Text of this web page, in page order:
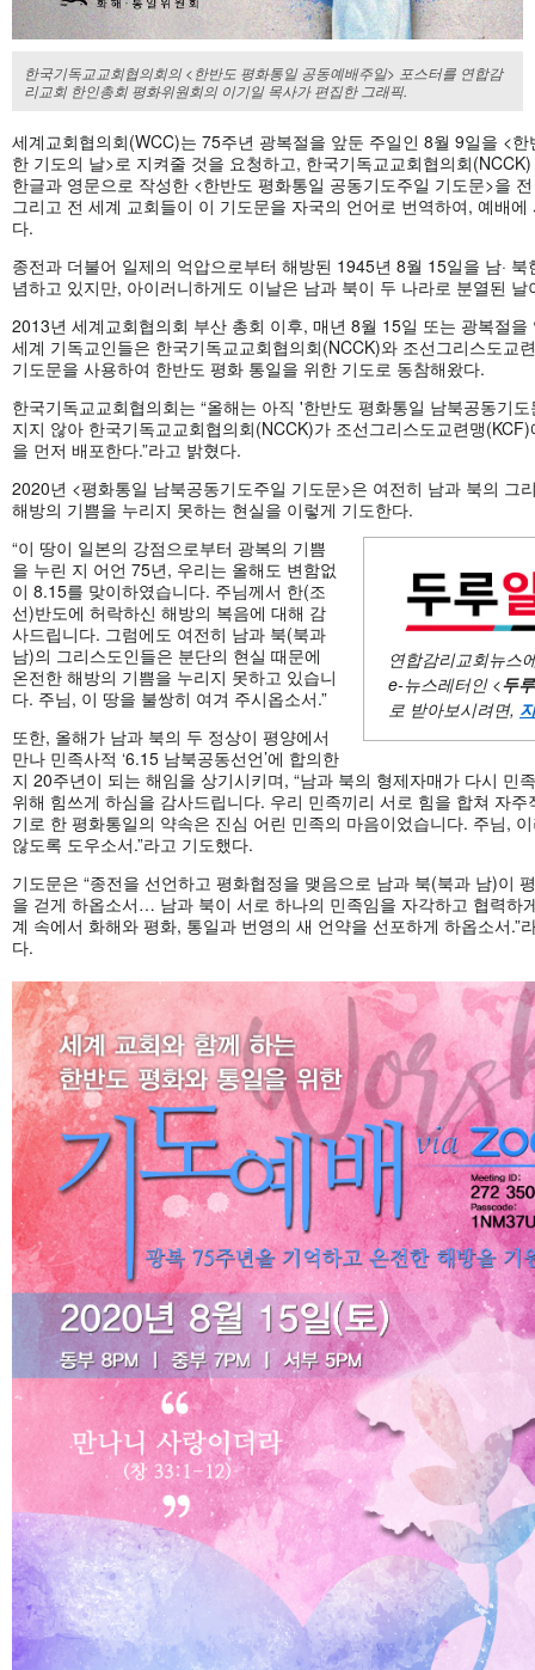
한국기독교교회협의회의 <한반도 평화통일 공동예배주일> 포스터를 연합감
리교회 한인총회 평화위원회의 이기일 목사가 편집한 그래픽.
세계교회협의회(WCC)는 75주년 광복절을 앞둔 주일인 8월 9일을 <
한 기도의 날>로 지켜줄 것을 요청하고, 한국기독교교회협의회
한글과 영문으로 작성한 <한반도 평화통일 공동기도주일 기도문>을
그리고 전 세계 교회들이 이 기도문을 자국의 언어로 번역하여, 예배
다.
종전과 더불어 일제의 억압으로부터 해방된 1945년 8월 15일을 남·
념하고 있지만, 아이러니하게도 이날은 남과 북이 두 나라로 분열된 날
2013년 세계교회협의회 부산 총회 이후, 매년 8월 15일 또는 광복절을
세계 기독교인들은 한국기독교교회협의회(NCCK)와 조선그리스도교
기도문을 사용하여 한반도 평화 통일을 위한 기도로 동참해왔다.
한국기독교교회협의회는 “올해는 아직 '한반도 평화통일 남북공동기도
지지 않아 한국기독교교회협의회(NCCK)가 조선그리스도교련맹
을 먼저 배포한다.”라고 밝혔다.
2020년 <평화통일 남북공동기도주일 기도문>은 여전히 남과 북의 그
해방의 기쁨을 누리지 못하는 현실을 이렇게 기도한다.
연합감리교회뉴스
e-뉴스레터인 <두
로 받아보시려면,
“이 땅이 일본의 강점으로부터 광복의 기쁨
을 누린 지 어언 75년, 우리는 올해도 변함없
이 8.15를 맞이하였습니다. 주님께서 한(조
선)반도에 허락하신 해방의 복음에 대해 감
사드립니다. 그럼에도 여전히 남과 북(북과
남)의 그리스도인들은 분단의 현실 때문에
온전한 해방의 기쁨을 누리지 못하고 있습니
다. 주님, 이 땅을 불쌍히 여겨 주시옵소서.”
또한, 올해가 남과 북의 두 정상이 평양에서
만나 민족사적 ‘6.15 남북공동선언’에 합의한
지 20주년이 되는 해임을 상기시키며, “남과 북의 형제자매가 다시 민
위해 힘쓰게 하심을 감사드립니다. 우리 민족끼리 서로 힘을 합쳐 자
기로 한 평화통일의 약속은 진심 어린 민족의 마음이었습니다. 주님,
않도록 도우소서.”라고 기도했다.
기도문은 “종전을 선언하고 평화협정을 맺음으로 남과 북(북과 남)이
을 걷게 하옵소서… 남과 북이 서로 하나의 민족임을 자각하고 협력하
계 속에서 화해와 평화, 통일과 번영의 새 언약을 선포하게 하옵소서.”
다.